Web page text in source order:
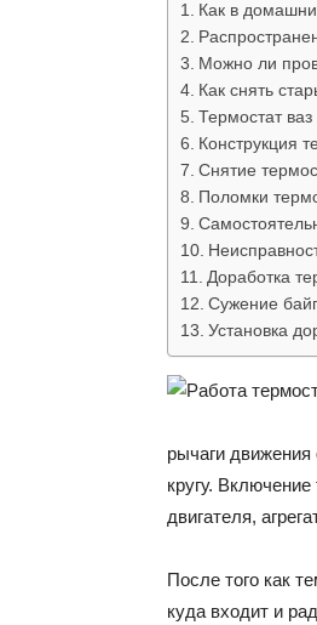
Как в
Можно ли
Как снять
Термостат
Конструкция
Снятие
Поломки
Доработка
Сужение
Установка
рычаги
кругу.
двигателя,
После того как
куда входит и